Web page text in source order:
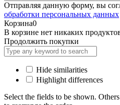
Отправляя данную форму, вы
обработки персональных данных
Корзина0
В корзине нет никаких
Продолжить покупки
Hide similarities
Highlight differences
Select the fields to be shown.